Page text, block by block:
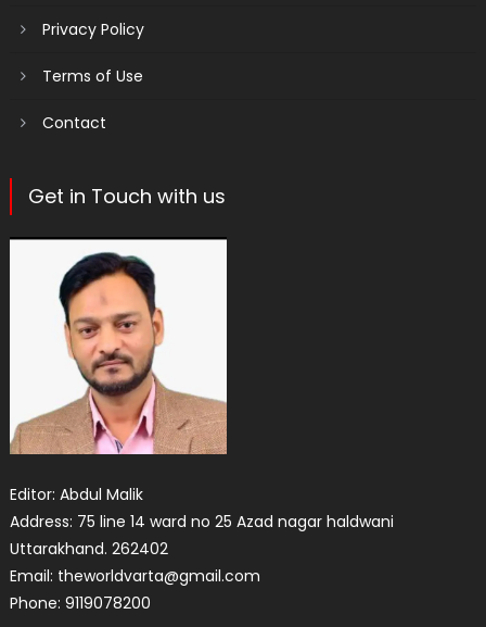
Privacy Policy
Terms of Use
Contact
Get in Touch with us
Editor: Abdul Malik
Address: 75 line 14 ward no 25 Azad nagar haldwani
Uttarakhand. 262402
Email: theworldvarta@gmail.com
Phone: 9119078200